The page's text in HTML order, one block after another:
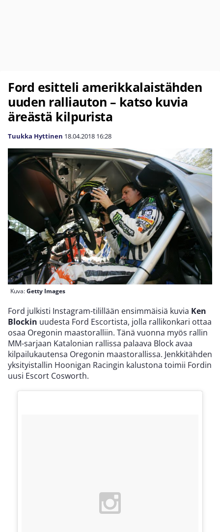
Ford esitteli amerikkalaistähden
uuden ralliauton – katso kuvia
äreästä kilpurista
Tuukka Hyttinen 18.04.2018 16:28
Kuva:Getty Images
Ford julkisti Instagram-tilillään ensimmäisiä kuvia Ken
Blockin uudesta Ford Escortista, jolla rallikonkari ottaa
osaa Oregonin maastoralliin. Tänä vuonna myös rallin
MM-sarjaan Katalonian rallissa palaava Block avaa
kilpailukautensa Oregonin maastorallissa. Jenkkitähden
yksityistallin Hoonigan Racingin kalustona toimii Fordin
uusi Escort Cosworth.